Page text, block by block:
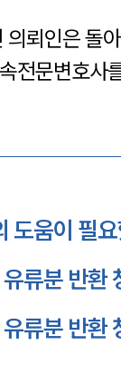
뢰인은 돌
전문변호사
도움이 필
류분 반환
류분 반환